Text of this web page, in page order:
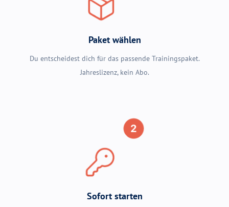
Paket wählen
Du entscheidest dich für das passende Trainingspaket.
Jahreslizenz, kein Abo.
Sofort starten